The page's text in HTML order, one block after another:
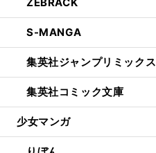
S-MANGA
集英社ジャンプリミックス
集英社コミック文庫
少女マンガ